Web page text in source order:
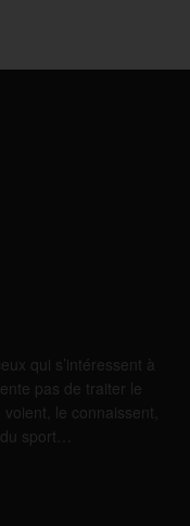
qui s’intéressent à
pas de traiter le
le connaissent,
du sport…